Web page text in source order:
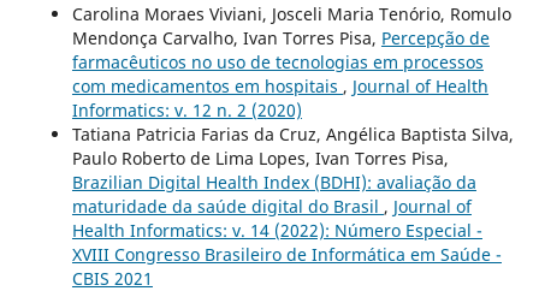
Carolina Moraes Viviani, Josceli Maria Tenório, Romulo
Mendonça Carvalho, Ivan Torres Pisa, Percepção de
farmacêuticos no uso de tecnologias em processos
com medicamentos em hospitais , Journal of Health
Informatics: v. 12 n. 2 (2020)
Tatiana Patricia Farias da Cruz, Angélica Baptista Silva,
Paulo Roberto de Lima Lopes, Ivan Torres Pisa,
Brazilian Digital Health Index (BDHI): avaliação da
maturidade da saúde digital do Brasil , Journal of
Health Informatics: v. 14 (2022): Número Especial -
XVIII Congresso Brasileiro de Informática em Saúde -
CBIS 2021